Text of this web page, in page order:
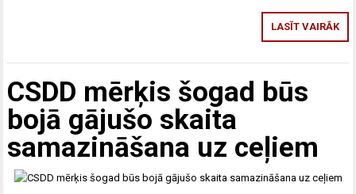
LASĪT VAIRĀK
CSDD mērķis šogad būs
bojā gājušo skaita
samazināšana uz ceļiem